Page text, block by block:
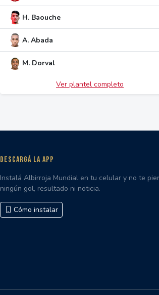
H. Baouche
A. Abada
M. Dorval
Ver plantel completo
DESCARGÁ LA APP
Instalá Albirroja Mundial en tu celular y no te
ningún gol, resultado ni noticia.
Cómo instalar